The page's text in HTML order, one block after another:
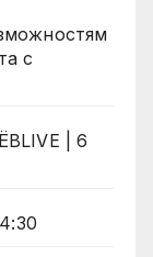
с
| 6